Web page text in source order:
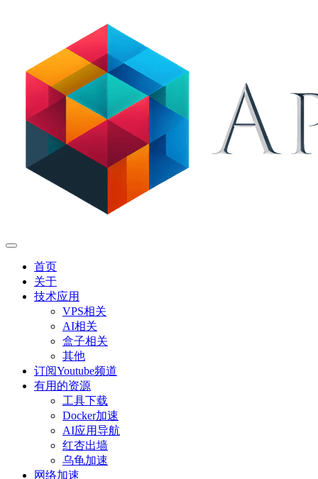
首页
关于
技术应用
VPS相关
AI相关
盒子相关
其他
订阅Youtube频道
有用的资源
工具下载
Docker加速
AI应用导航
红杏出墙
乌龟加速
网络加速